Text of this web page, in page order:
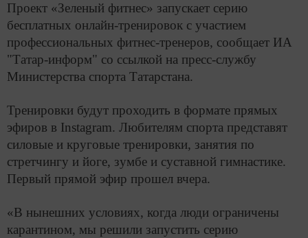
Проект «Зеленый фитнес» запускает серию
бесплатных онлайн-тренировок с участием
профессиональных фитнес-тренеров, сообщает ИА
"Татар-информ" со ссылкой на пресс-службу
Министерства спорта Татарстана.
Тренировки будут проходить в формате прямых
эфиров в Instagram. Любителям спорта представят
силовые и круговые тренировки, занятия по
стретчингу и йоге, зумбе и суставной гимнастике.
Первый прямой эфир прошел вчера.
«В нынешних условиях, когда люди ограничены
карантином, мы решили запустить серию